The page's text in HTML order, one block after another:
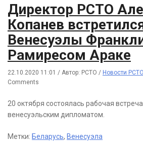
Директор РСТО
Копанев
Венесуэлы
Рамиресом Араке
22.10.2020 11:01 / Автор: РСТО / Новости РСТО
Comments
20 октября состоялась рабочая
венесуэльским дипломатом.
Метки: Беларусь, Венесуэла